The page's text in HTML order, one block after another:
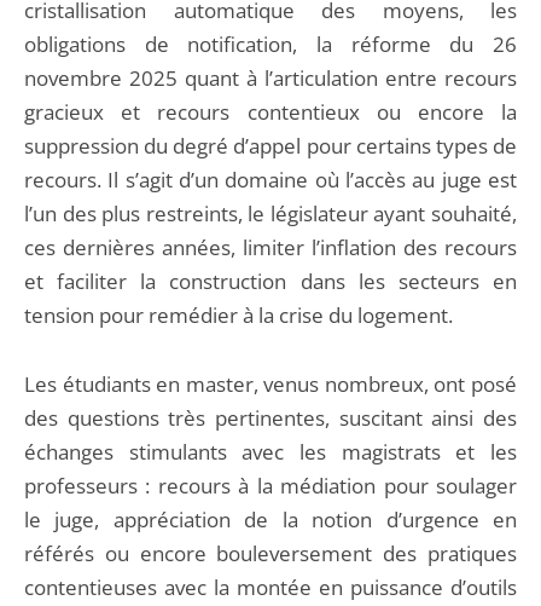
cristallisation automatique des moyens, les
obligations de notification, la réforme du 26
novembre 2025 quant à l’articulation entre recours
gracieux et recours contentieux ou encore la
suppression du degré d’appel pour certains types de
recours. Il s’agit d’un domaine où l’accès au juge est
l’un des plus restreints, le législateur ayant souhaité,
ces dernières années, limiter l’inflation des recours
et faciliter la construction dans les secteurs en
tension pour remédier à la crise du logement.
Les étudiants en master, venus nombreux, ont posé
des questions très pertinentes, suscitant ainsi des
échanges stimulants avec les magistrats et les
professeurs : recours à la médiation pour soulager
le juge, appréciation de la notion d’urgence en
référés ou encore bouleversement des pratiques
contentieuses avec la montée en puissance d’outils